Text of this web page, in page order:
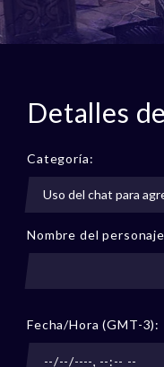
Detalles
Categoría:
Nombre del
Fecha/Hora (GMT-3):